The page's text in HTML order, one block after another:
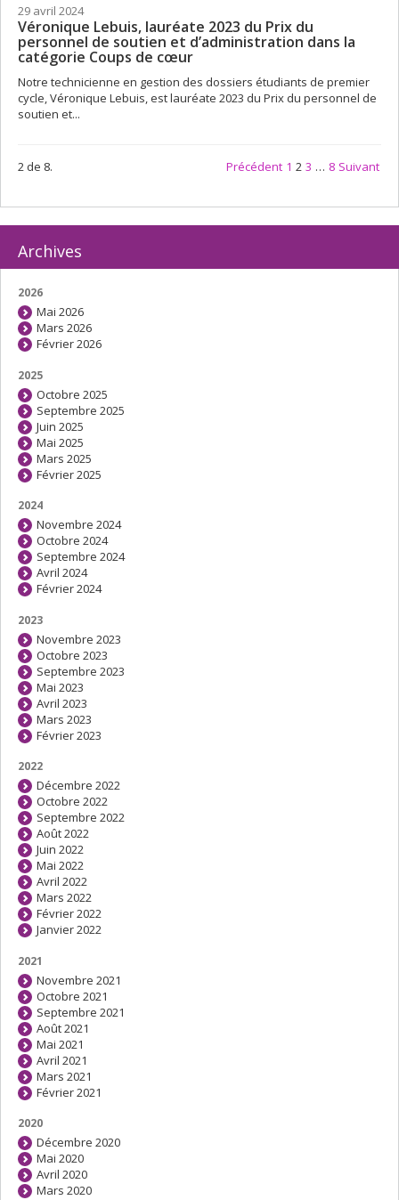
29 avril 2024
Véronique Lebuis, lauréate 2023 du Prix du
personnel de soutien et d’administration dans la
catégorie Coups de cœur
Notre technicienne en gestion des dossiers étudiants de premier
cycle, Véronique Lebuis, est lauréate 2023 du Prix du personnel de
soutien et...
2 de 8. Précédent 1 2 3 … 8 Suivant
Archives
2026
Mai 2026
Mars 2026
Février 2026
2025
Octobre 2025
Septembre 2025
Juin 2025
Mai 2025
Mars 2025
Février 2025
2024
Novembre 2024
Octobre 2024
Septembre 2024
Avril 2024
Février 2024
2023
Novembre 2023
Octobre 2023
Septembre 2023
Mai 2023
Avril 2023
Mars 2023
Février 2023
2022
Décembre 2022
Octobre 2022
Septembre 2022
Août 2022
Juin 2022
Mai 2022
Avril 2022
Mars 2022
Février 2022
Janvier 2022
2021
Novembre 2021
Octobre 2021
Septembre 2021
Août 2021
Mai 2021
Avril 2021
Mars 2021
Février 2021
2020
Décembre 2020
Mai 2020
Avril 2020
Mars 2020